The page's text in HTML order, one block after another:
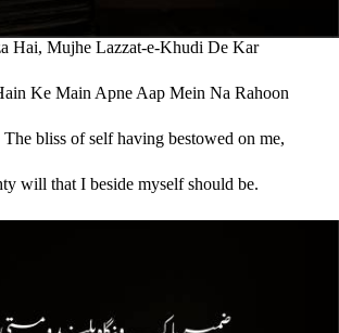
Hai, Mujhe Lazzat-e-Khudi De Kar
Ke Main Apne Aap Mein Na Rahoon
bliss of self having bestowed on me,
will that I beside myself should be.